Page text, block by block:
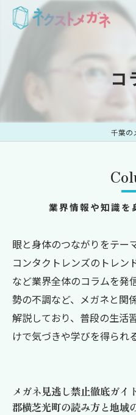
コ
千葉の
業界情報や知識を
眼と身体のつながりをテー
コンタクトレンズのトレン
など業界全体のコラムを発
勢の不調など、メガネと関
解説しており、普段の生活
けで気づきや学びを得られ
メガネ見逃し禁止徹底ガイ
郡横芝光町の読み方と地域